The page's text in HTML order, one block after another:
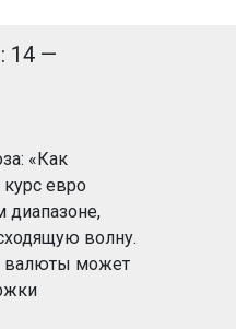
14 —
«Как
евро
диапазоне,
волну.
валюты может